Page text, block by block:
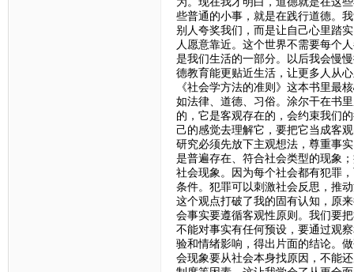
些普通的小事，就是在践行道德。
别人夸奖我们，而是让自己心里踏
人愿意靠近。这个世界不需要每个
是我们生活的一部分。以后我会慢
德教育能更贴近生活，让更多人从
《社会学方法的准则》这本书里最
如法律、道德、习俗。涂尔干在书
的，它是客观存在的，会约束我们
己的感觉去理解它，要把它当成客
研究必须先放下主观想法，尊重事
是普遍存在、符合社会类型的现象
社会现象。因为每个社会都有犯罪
条件。犯罪可以刺激社会反思，推
这个观点打破了我的固有认知，原
会事实要遵循客观性原则。我们要
不能对事实有任何预设，要通过观
验和情绪影响，得出片面的结论。
会现象要从社会本身找原因，不能